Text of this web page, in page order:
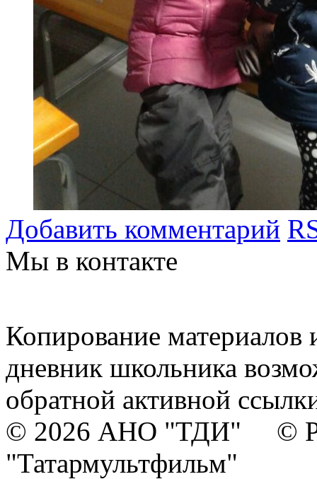
Добавить комментарий
Мы в контакте
Копирование материалов
дневник школьника
обратной активной
© 2026 АНО "ТДИ" ©
"Татармультфильм"